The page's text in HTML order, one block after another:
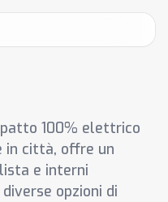
100% elettrico
in città, offre un
e interni
opzioni di